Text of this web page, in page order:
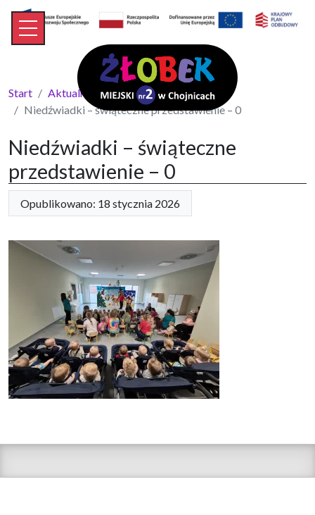
Start
Aktualności
Niedźwiadki – świąteczne przedstawienie – 0
Niedźwiadki – świąteczne
przedstawienie – 0
Opublikowano: 18 stycznia 2026